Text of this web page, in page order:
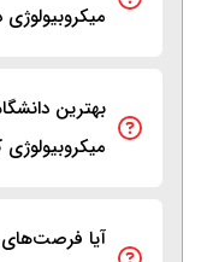
بهترین
میکروبیولوژی
آیا فرصت‌های